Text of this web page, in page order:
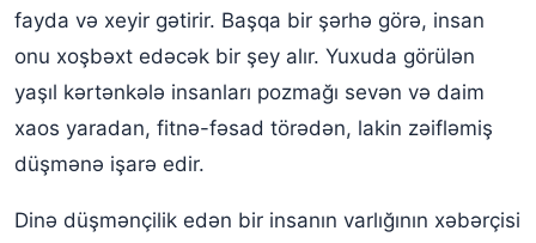
fayda və xeyir gətirir. Başqa bir şərhə görə, insan
onu xoşbəxt edəcək bir şey alır. Yuxuda görülən
yaşıl kərtənkələ insanları pozmağı sevən və daim
xaos yaradan, fitnə-fəsad törədən, lakin zəifləmiş
düşmənə işarə edir.
Dinə düşmənçilik edən bir insanın varlığının xəbərçisi